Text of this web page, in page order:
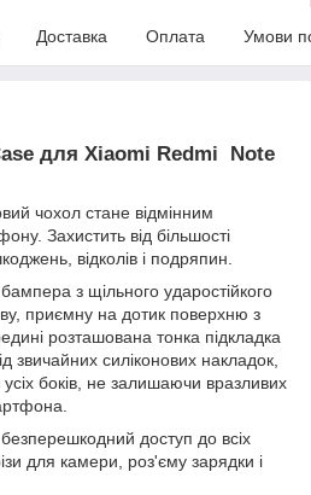
Доставка Оплата Умови
для Xiaomi Redmi Note
чохол стане відмінним
Захистить від більшості
відколів і подряпин.
з щільного ударостійкого
приємну на дотик поверхню з
розташована тонка підкладка
звичайних силіконових накладок,
боків, не залишаючи вразливих
доступ до всіх
для камери, роз'єму зарядки і